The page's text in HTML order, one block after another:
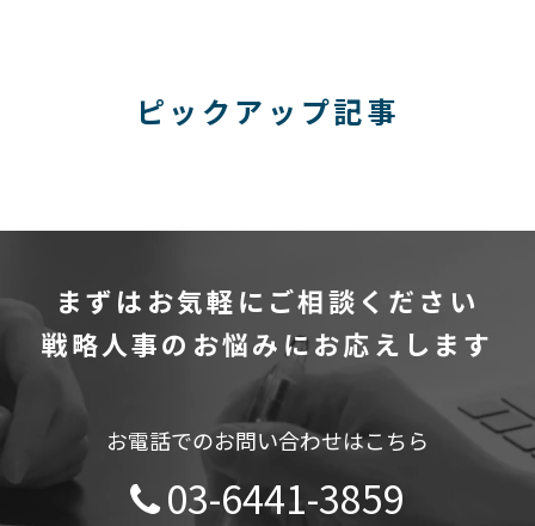
ピックアップ記事
まずはお気軽にご相談ください
戦略人事のお悩みにお応えします
お電話でのお問い合わせはこちら
03-6441-3859